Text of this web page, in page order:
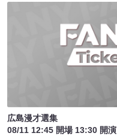
広島漫才選集
08/11 12:45 開場 13:30 開演